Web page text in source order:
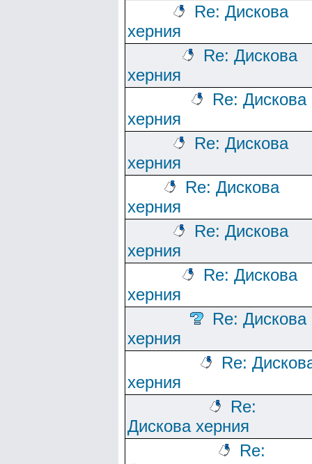
Re: Дискова
херния
Re: Дискова
херния
Re: Дискова
херния
Re: Дискова
херния
Re: Дискова
херния
Re: Дискова
херния
Re: Дискова
херния
Re: Дискова
херния
Re:
херния
Re:
Дискова херния
Re: